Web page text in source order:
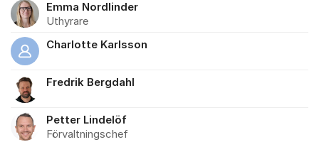
Emma Nordlinder
Uthyrare
Charlotte Karlsson
Fredrik Bergdahl
Petter Lindelöf
Förvaltningschef